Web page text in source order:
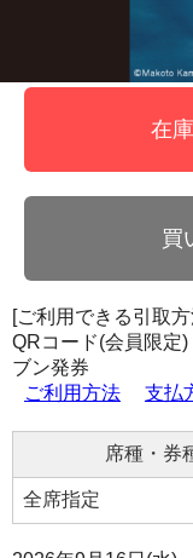
在
買
[ご利用できる引取方
QRコード(会員限定)
ブン発券
ご利用方法
支払
席種・券
全席指定